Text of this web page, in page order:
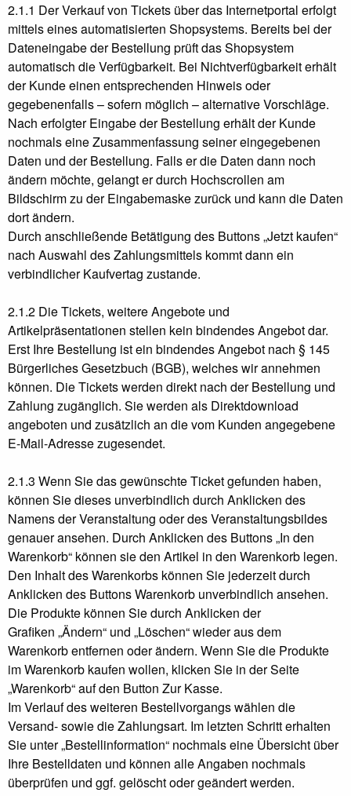
2.1.1 Der Verkauf von Tickets über das Internetportal erfolgt
mittels eines automatisierten Shopsystems. Bereits bei der
Dateneingabe der Bestellung prüft das Shopsystem
automatisch die Verfügbarkeit. Bei Nichtverfügbarkeit erhält
der Kunde einen entsprechenden Hinweis oder
gegebenenfalls – sofern möglich – alternative Vorschläge.
Nach erfolgter Eingabe der Bestellung erhält der Kunde
nochmals eine Zusammenfassung seiner eingegebenen
Daten und der Bestellung. Falls er die Daten dann noch
ändern möchte, gelangt er durch Hochscrollen am
Bildschirm zu der Eingabemaske zurück und kann die Daten
dort ändern.
Durch anschließende Betätigung des Buttons „Jetzt kaufen“
nach Auswahl des Zahlungsmittels kommt dann ein
verbindlicher Kaufvertag zustande.
2.1.2 Die Tickets, weitere Angebote und
Artikelpräsentationen stellen kein bindendes Angebot dar.
Erst Ihre Bestellung ist ein bindendes Angebot nach § 145
Bürgerliches Gesetzbuch (BGB), welches wir annehmen
können. Die Tickets werden direkt nach der Bestellung und
Zahlung zugänglich. Sie werden als Direktdownload
angeboten und zusätzlich an die vom Kunden angegebene
E-Mail-Adresse zugesendet.
2.1.3 Wenn Sie das gewünschte Ticket gefunden haben,
können Sie dieses unverbindlich durch Anklicken des
Namens der Veranstaltung oder des Veranstaltungsbildes
genauer ansehen. Durch Anklicken des Buttons „In den
Warenkorb“ können sie den Artikel in den Warenkorb legen.
Den Inhalt des Warenkorbs können Sie jederzeit durch
Anklicken des Buttons Warenkorb unverbindlich ansehen.
Die Produkte können Sie durch Anklicken der
Grafiken „Ändern“ und „Löschen“ wieder aus dem
Warenkorb entfernen oder ändern. Wenn Sie die Produkte
im Warenkorb kaufen wollen, klicken Sie in der Seite
„Warenkorb“ auf den Button Zur Kasse.
Im Verlauf des weiteren Bestellvorgangs wählen die
Versand- sowie die Zahlungsart. Im letzten Schritt erhalten
Sie unter „Bestellinformation“ nochmals eine Übersicht über
Ihre Bestelldaten und können alle Angaben nochmals
überprüfen und ggf. gelöscht oder geändert werden.